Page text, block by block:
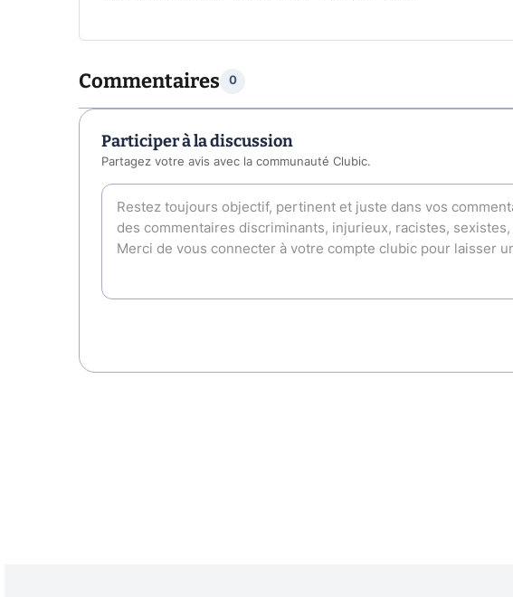
Commentaires 0
Participer à la discussion
Partagez votre avis avec la communauté Clubic.